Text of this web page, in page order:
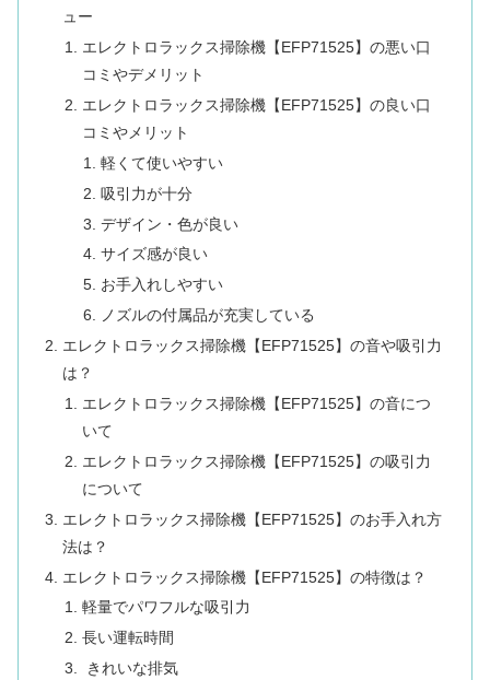
ュー
エレクトロラックス掃除機【EFP71525】の悪い口
コミやデメリット
エレクトロラックス掃除機【EFP71525】の良い口
コミやメリット
軽くて使いやすい
吸引力が十分
デザイン・色が良い
サイズ感が良い
お手入れしやすい
ノズルの付属品が充実している
エレクトロラックス掃除機【EFP71525】の音や吸引力
は？
エレクトロラックス掃除機【EFP71525】の音につ
いて
エレクトロラックス掃除機【EFP71525】の吸引力
について
エレクトロラックス掃除機【EFP71525】のお手入れ方
法は？
エレクトロラックス掃除機【EFP71525】の特徴は？
軽量でパワフルな吸引力
長い運転時間
きれいな排気